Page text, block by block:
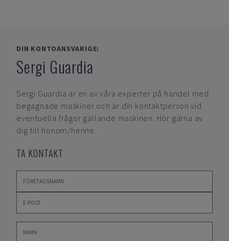
DIN KONTOANSVARIGE:
Sergi Guardia
Sergi Guardia är en av våra experter på handel med
begagnade maskiner och är din kontaktperson vid
eventuella frågor gällande maskinen. Hör gärna av
dig till honom/henne.
TA KONTAKT